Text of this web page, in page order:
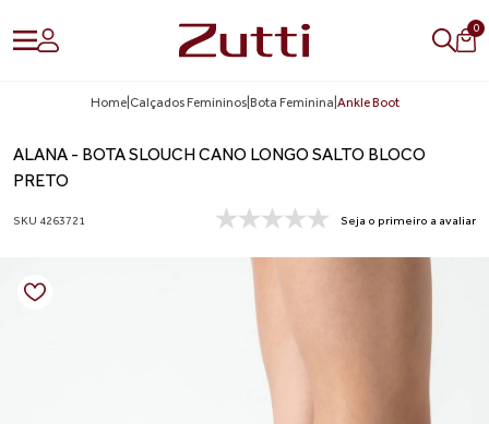
0
Home| Calçados Femininos| Bota Feminina Ankle Boot
ALANA - BOTA SLOUCH CANO LONGO SALTO BLOCO
PRETO
SKU 4263721 Seja o primeiro a avaliar